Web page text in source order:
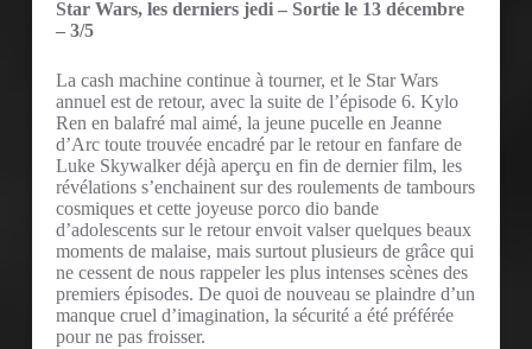
Star Wars, les derniers jedi – Sortie le 13 décembre
– 3/5
La cash machine continue à tourner, et le Star Wars
annuel est de retour, avec la suite de l’épisode 6. Kylo
Ren en balafré mal aimé, la jeune pucelle en Jeanne
d’Arc toute trouvée encadré par le retour en fanfare de
Luke Skywalker déjà aperçu en fin de dernier film, les
révélations s’enchainent sur des roulements de tambours
cosmiques et cette joyeuse porco dio bande
d’adolescents sur le retour envoit valser quelques beaux
moments de malaise, mais surtout plusieurs de grâce qui
ne cessent de nous rappeler les plus intenses scènes des
premiers épisodes. De quoi de nouveau se plaindre d’un
manque cruel d’imagination, la sécurité a été préférée
pour ne pas froisser.